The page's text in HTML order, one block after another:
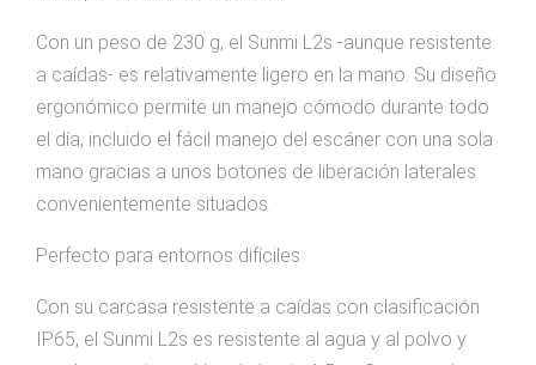
Con un peso de 230 g, el Sunmi L2s -aunque resistente
a caídas- es relativamente ligero en la mano. Su diseño
ergonómico permite un manejo cómodo durante todo
el día, incluido el fácil manejo del escáner con una sola
mano gracias a unos botones de liberación laterales
convenientemente situados.
Perfecto para entornos difíciles
Con su carcasa resistente a caídas con clasificación
IP65, el Sunmi L2s es resistente al agua y al polvo y